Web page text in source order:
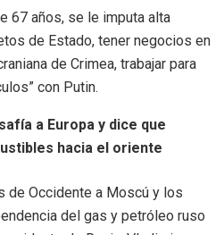
67 años, se le imputa alta
de Estado, tener negocios en
de Crimea, trabajar para
con Putin.
a Europa y dice que
hacia el oriente
de Occidente a Moscú y los
del gas y petróleo ruso